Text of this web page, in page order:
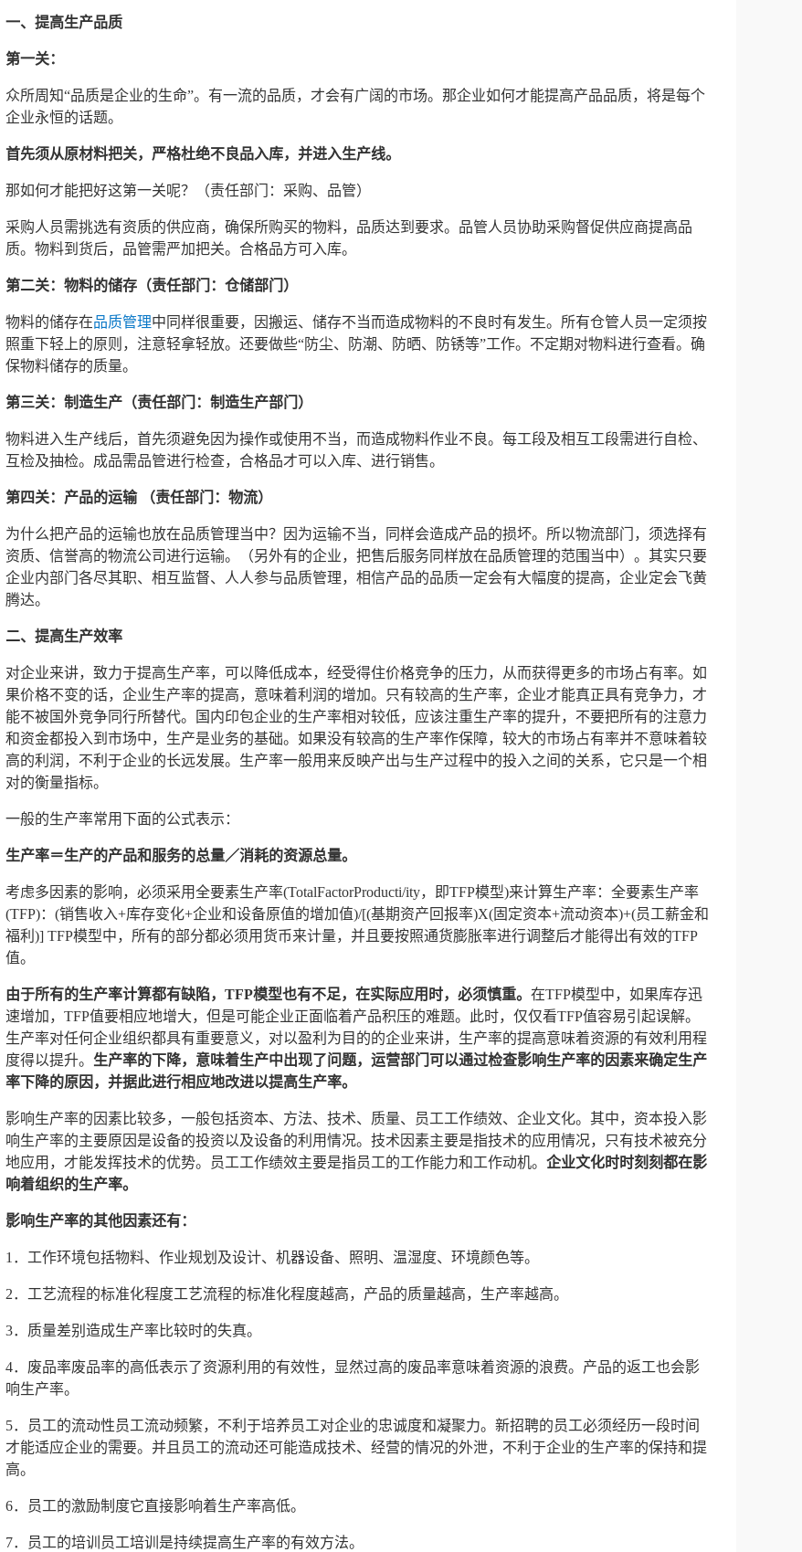
一、提高生产品质
第一关：
众所周知“品质是企业的生命”。有一流的品质，才会有广阔的市场。那企业如何才能提高产品品质，将是每个
企业永恒的话题。
首先须从原材料把关，严格杜绝不良品入库，并进入生产线。
那如何才能把好这第一关呢？（责任部门：采购、品管）
采购人员需挑选有资质的供应商，确保所购买的物料，品质达到要求。品管人员协助采购督促供应商提高品
质。物料到货后，品管需严加把关。合格品方可入库。
第二关：物料的储存（责任部门：仓储部门）
物料的储存在品质管理中同样很重要，因搬运、储存不当而造成物料的不良时有发生。所有仓管人员一定须按
照重下轻上的原则，注意轻拿轻放。还要做些“防尘、防潮、防晒、防锈等”工作。不定期对物料进行查看。确
保物料储存的质量。
第三关：制造生产（责任部门：制造生产部门）
物料进入生产线后，首先须避免因为操作或使用不当，而造成物料作业不良。每工段及相互工段需进行自检、
互检及抽检。成品需品管进行检查，合格品才可以入库、进行销售。
第四关：产品的运输 （责任部门：物流）
为什么把产品的运输也放在品质管理当中？因为运输不当，同样会造成产品的损坏。所以物流部门，须选择有
资质、信誉高的物流公司进行运输。（另外有的企业，把售后服务同样放在品质管理的范围当中）。其实只要
企业内部门各尽其职、相互监督、人人参与品质管理，相信产品的品质一定会有大幅度的提高，企业定会飞黄
腾达。
二、提高生产效率
对企业来讲，致力于提高生产率，可以降低成本，经受得住价格竞争的压力，从而获得更多的市场占有率。如
果价格不变的话，企业生产率的提高，意味着利润的增加。只有较高的生产率，企业才能真正具有竞争力，才
能不被国外竞争同行所替代。国内印包企业的生产率相对较低，应该注重生产率的提升，不要把所有的注意力
和资金都投入到市场中，生产是业务的基础。如果没有较高的生产率作保障，较大的市场占有率并不意味着较
高的利润，不利于企业的长远发展。生产率一般用来反映产出与生产过程中的投入之间的关系，它只是一个相
对的衡量指标。
一般的生产率常用下面的公式表示：
生产率＝生产的产品和服务的总量／消耗的资源总量。
考虑多因素的影响，必须采用全要素生产率(TotalFactorProducti/ity，即TFP模型)来计算生产率：全要素生产率
(TFP)：(销售收入+库存变化+企业和设备原值的增加值)/[(基期资产回报率)X(固定资本+流动资本)+(员工薪金和
福利)] TFP模型中，所有的部分都必须用货币来计量，并且要按照通货膨胀率进行调整后才能得出有效的TFP
值。
由于所有的生产率计算都有缺陷，TFP模型也有不足，在实际应用时，必须慎重。 在TFP模型中，如果库存迅
速增加，TFP值要相应地增大，但是可能企业正面临着产品积压的难题。此时，仅仅看TFP值容易引起误解。
生产率对任何企业组织都具有重要意义，对以盈利为目的的企业来讲，生产率的提高意味着资源的有效利用程
度得以提升。 生产率的下降，意味着生产中出现了问题，运营部门可以通过检查影响生产率的因素来确定生产
率下降的原因，并据此进行相应地改进以提高生产率。
影响生产率的因素比较多，一般包括资本、方法、技术、质量、员工工作绩效、企业文化。其中，资本投入影
响生产率的主要原因是设备的投资以及设备的利用情况。技术因素主要是指技术的应用情况，只有技术被充分
地应用，才能发挥技术的优势。员工工作绩效主要是指员工的工作能力和工作动机。 企业文化时时刻刻都在影
响着组织的生产率。
影响生产率的其他因素还有：
1．工作环境包括物料、作业规划及设计、机器设备、照明、温湿度、环境颜色等。
2．工艺流程的标准化程度工艺流程的标准化程度越高，产品的质量越高，生产率越高。
3．质量差别造成生产率比较时的失真。
4．废品率废品率的高低表示了资源利用的有效性，显然过高的废品率意味着资源的浪费。产品的返工也会影
响生产率。
5．员工的流动性员工流动频繁，不利于培养员工对企业的忠诚度和凝聚力。新招聘的员工必须经历一段时间
才能适应企业的需要。并且员工的流动还可能造成技术、经营的情况的外泄，不利于企业的生产率的保持和提
高。
6．员工的激励制度它直接影响着生产率高低。
7．员工的培训员工培训是持续提高生产率的有效方法。